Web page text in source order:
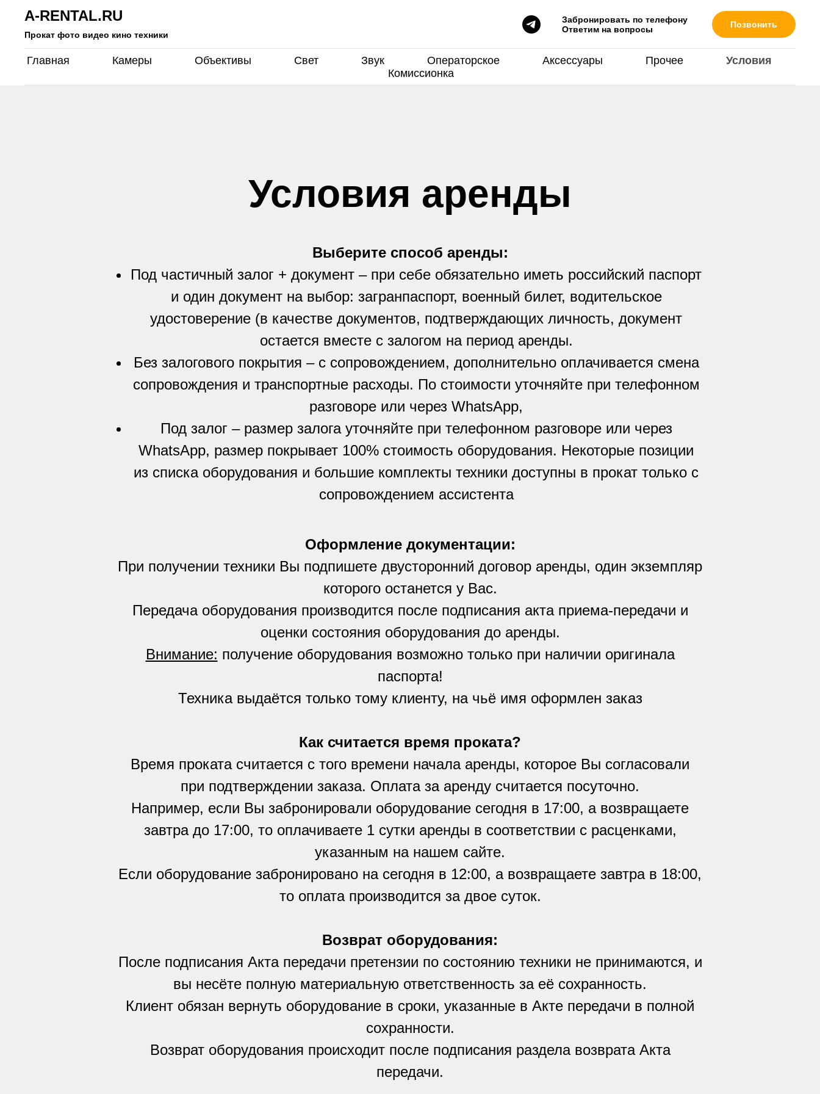
A-RENTAL.RU
Прокат фото видео кино техники
Забронировать по телефону
Ответим на вопросы
Позвонить
Главная Камеры Объективы Свет Звук Операторское Аксессуары Прочее
Условия
Комиссионка
A-rental.ru Посуточный прокат фотоаппарата и видеокамеры, кинокамеры. Консультируем по подбору
Условия аренды
Выберите способ аренды:
Под частичный залог + документ – при себе обязательно иметь российский паспорт
и один документ на выбор: загранпаспорт, военный билет, водительское
удостоверение (в качестве документов, подтверждающих личность, документ
остается вместе с залогом на период аренды.
Без залогового покрытия – с сопровождением, дополнительно оплачивается смена
сопровождения и транспортные расходы. По стоимости уточняйте при телефонном
разговоре или через WhatsApp,
Под залог – размер залога уточняйте при телефонном разговоре или через
WhatsApp, размер покрывает 100% стоимость оборудования. Некоторые позиции
из списка оборудования и большие комплекты техники доступны в прокат только с
сопровождением ассистента
Оформление документации:
При получении техники Вы подпишете двусторонний договор аренды, один экземпляр
которого останется у Вас.
Передача оборудования производится после подписания акта приема-передачи и
оценки состояния оборудования до аренды.
Внимание: получение оборудования возможно только при наличии оригинала
паспорта!
Техника выдаётся только тому клиенту, на чьё имя оформлен заказ
Как считается время проката?
Время проката считается с того времени начала аренды, которое Вы согласовали
при подтверждении заказа. Оплата за аренду считается посуточно.
Например, если Вы забронировали оборудование сегодня в 17:00, а возвращаете
завтра до 17:00, то оплачиваете 1 сутки аренды в соответствии с расценками,
указанным на нашем сайте.
Если оборудование забронировано на сегодня в 12:00, а возвращаете завтра в 18:00,
то оплата производится за двое суток.
Возврат оборудования:
После подписания Акта передачи претензии по состоянию техники не принимаются, и
вы несёте полную материальную ответственность за её сохранность.
Клиент обязан вернуть оборудование в сроки, указанные в Акте передачи в полной
сохранности.
Возврат оборудования происходит после подписания раздела возврата Акта
передачи.